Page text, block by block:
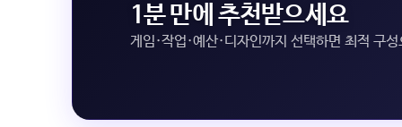
1분 만에 추천받으세요
게임·작업·예산·디자인까지 선택하면 최적 구